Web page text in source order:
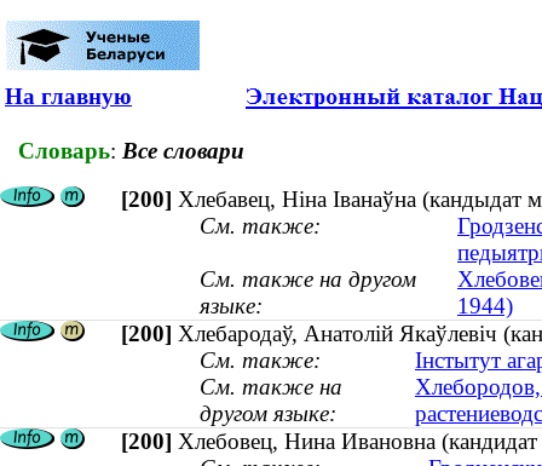
На главную
Словарь: Все словари
[200] Хлебавец, Ніна Іванаўна
См. также:
См. также на другом
языке:
1944)
[200] Хлебародаў, Анатолій Якаўлевіч
См. также:
Інстытут
См. также на
другом языке:
Хлебородов,
[200] Хлебовец, Нина Ивановна